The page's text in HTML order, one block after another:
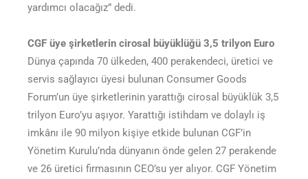
yardımcı olacağız” dedi.
CGF üye şirketlerin cirosal büyüklüğü 3,5 trilyon Euro
Dünya çapında 70 ülkeden, 400 perakendeci, üretici ve
servis sağlayıcı üyesi bulunan Consumer Goods
Forum’un üye şirketlerinin yarattığı cirosal büyüklük 3,5
trilyon Euro’yu aşıyor. Yarattığı istihdam ve dolaylı iş
imkânı ile 90 milyon kişiye etkide bulunan CGF’in
Yönetim Kurulu’nda dünyanın önde gelen 27 perakende
ve 26 üretici firmasının CEO’su yer alıyor. CGF Yönetim